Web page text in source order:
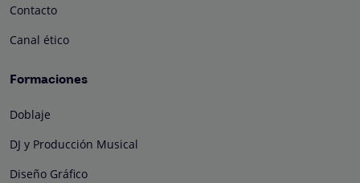
Contacto
Canal ético
Formaciones
Doblaje
DJ y Producción Musical
Diseño Gráfico